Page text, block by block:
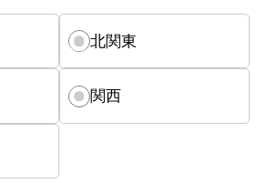
北関東
関西